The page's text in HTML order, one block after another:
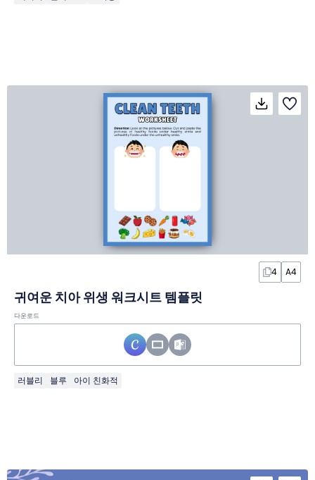
4 A4
귀여운 치아 위생 워크시트 템플릿
다운로드
러블리 블루 아이 친화적